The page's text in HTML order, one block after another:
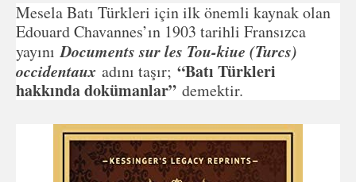
Mesela Batı Türkleri için ilk önemli kaynak olan
Edouard Chavannes’ın 1903 tarihli Fransızca
yayınıDocuments sur les Tou-kiue (Turcs)
occidentaux adını taşır; “Batı Türkleri
hakkında dokümanlar” demektir.